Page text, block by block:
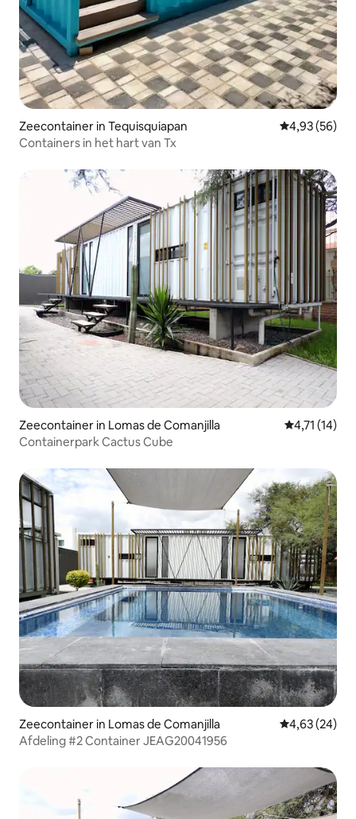
Zeecontainer in Tequisquiapan Gemiddelde
4,93 (56)
Containers in het hart van Tx
Zeecontainer in Lomas de Comanjilla Gemiddelde
4,71 (14)
Containerpark Cactus Cube
Zeecontainer in Lomas de Comanjilla Gemiddelde
4,63 (24)
Afdeling #2 Container JEAG20041956